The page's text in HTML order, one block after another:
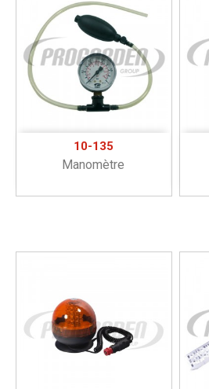
10-135
Manomètre